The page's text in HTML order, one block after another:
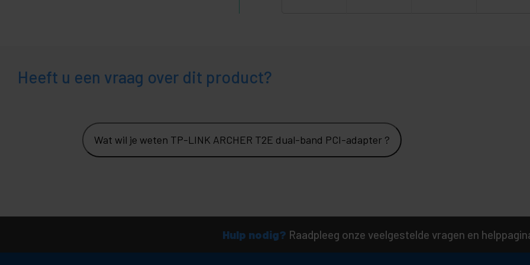
Heeft u een vraag over dit product?
Wat wil je weten TP-LINK ARCHER T2E dual-band PCI-adapter ?
Hulp nodig? Raadpleeg onze veelgestelde vragen en